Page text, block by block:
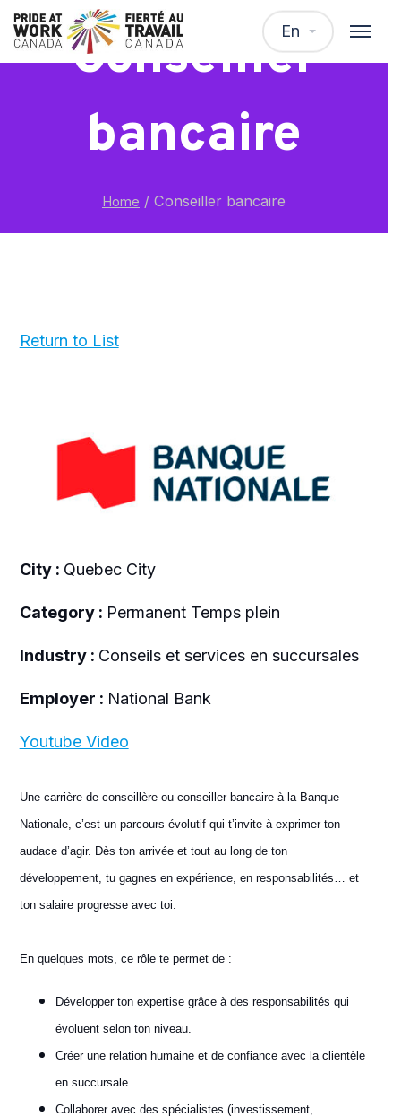
En
Conseiller
bancaire
Home / Conseiller bancaire
Return to List
City : Quebec City
Category : Permanent Temps plein
Industry : Conseils et services en succursales
Employer : National Bank
Youtube Video
Une carrière de conseillère ou conseiller bancaire à la Banque
Nationale, c’est un parcours évolutif qui t’invite à exprimer ton
audace d’agir. Dès ton arrivée et tout au long de ton
développement, tu gagnes en expérience, en responsabilités… et
ton salaire progresse avec toi.
En quelques mots, ce rôle te permet de :
Développer ton expertise grâce à des responsabilités qui
évoluent selon ton niveau.
Créer une relation humaine et de confiance avec la clientèle
en succursale.
Collaborer avec des spécialistes (investissement,